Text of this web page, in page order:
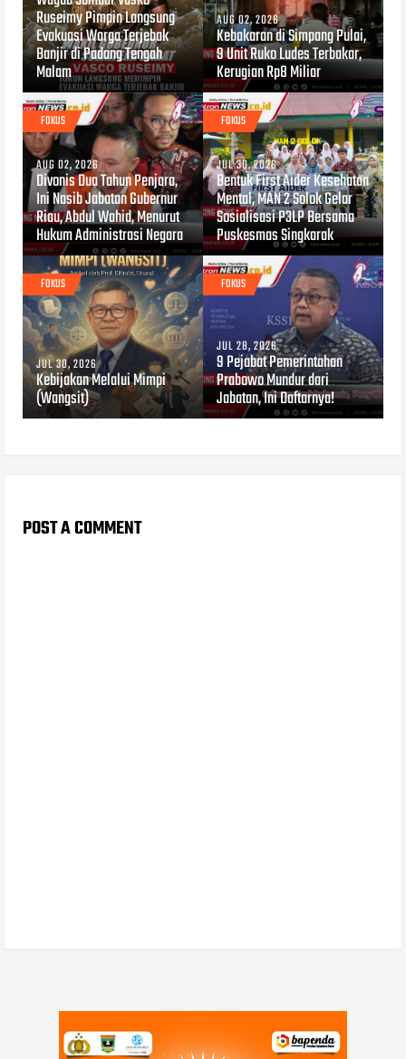
Ruseimy Pimpin Langsung
Evakuasi Warga Terjebak
Banjir di Padang Tengah
Malam
AUG 02, 2026
Kebakaran di Simpang Pulai,
9 Unit Ruko Ludes Terbakar,
Kerugian Rp8 Miliar
FOKUS
AUG 02, 2026
Divonis Dua Tahun Penjara,
Ini Nasib Jabatan Gubernur
Riau, Abdul Wahid, Menurut
Hukum Administrasi Negara
FOKUS
JUL 30, 2026
Bentuk First Aider Kesehatan
Mental, MAN 2 Solok Gelar
Sosialisasi P3LP Bersama
Puskesmas Singkarak
FOKUS
JUL 30, 2026
Kebijakan Melalui Mimpi
(Wangsit)
FOKUS
JUL 28, 2026
9 Pejabat Pemerintahan
Prabowo Mundur dari
Jabatan, Ini Daftarnya!
POST A COMMENT